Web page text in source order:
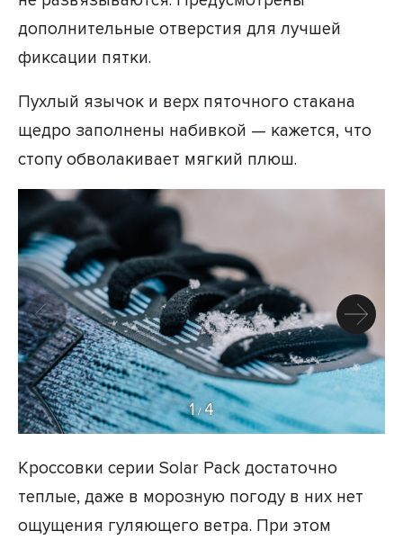
дополнительные отверстия для лучшей
фиксации пятки.
Пухлый язычок и верх пяточного стакана
щедро заполнены набивкой — кажется, что
стопу обволакивает мягкий плюш.
1/ 4
Кроссовки серии Solar Pack достаточно
теплые, даже в морозную погоду в них нет
ощущения гуляющего ветра. При этом